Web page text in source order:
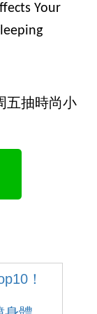
Your
五抽時尚小